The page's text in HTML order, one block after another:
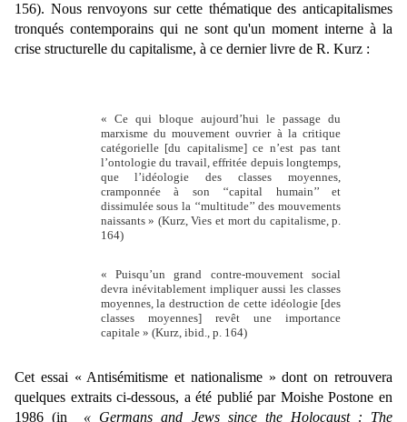
156). Nous renvoyons sur cette thématique des anticapitalismes
tronqués contemporains qui ne sont qu'un moment interne à la
crise structurelle du capitalisme, à ce dernier livre de R. Kurz :
« Ce qui bloque aujourd’hui le passage du
marxisme du mouvement ouvrier à la critique
catégorielle [du capitalisme] ce n’est pas tant
l’ontologie du travail, effritée depuis longtemps,
que l’idéologie des classes moyennes,
cramponnée à son ‘‘capital humain’’ et
dissimulée sous la ‘‘multitude’’ des mouvements
naissants » (Kurz, Vies et mort du capitalisme, p.
164)
« Puisqu’un grand contre-mouvement social
devra inévitablement impliquer aussi les classes
moyennes, la destruction de cette idéologie [des
classes moyennes] revêt une importance
capitale » (Kurz, ibid., p. 164)
Cet essai « Antisémitisme et nationalisme » dont on retrouvera
quelques extraits ci-dessous, a été publié par Moishe Postone en
1986 (in
« Germans and Jews since the Holocaust : The